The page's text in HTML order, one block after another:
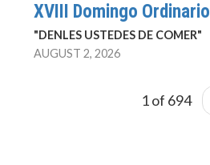
XVIII Domingo Ordinario
"DENLES USTEDES DE COMER"
AUGUST 2, 2026
1 of 694